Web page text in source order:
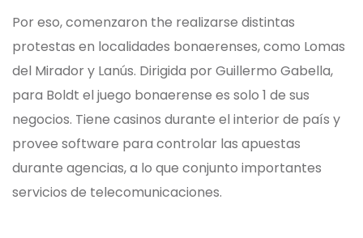
Por eso, comenzaron the realizarse distintas
protestas en localidades bonaerenses, como Lomas
del Mirador y Lanús. Dirigida por Guillermo Gabella,
para Boldt el juego bonaerense es solo 1 de sus
negocios. Tiene casinos durante el interior de país y
provee software para controlar las apuestas
durante agencias, a lo que conjunto importantes
servicios de telecomunicaciones.